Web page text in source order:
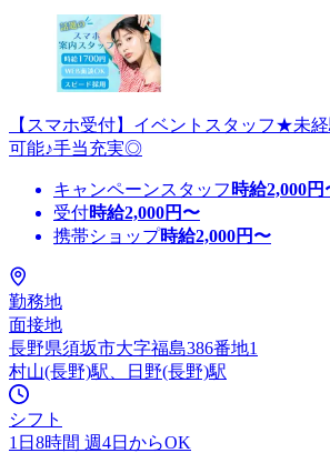
【スマホ受付】イベントスタッフ★未
可能♪手当充実◎
キャンペーンスタッフ 時給2,000円
受付時給2,000円〜
携帯ショップ時給2,000円〜
勤務地
面接地
長野県須坂市大字福島386番地1
村山(長野)駅、日野(長野)駅
シフト
1日8時間 週4日からOK